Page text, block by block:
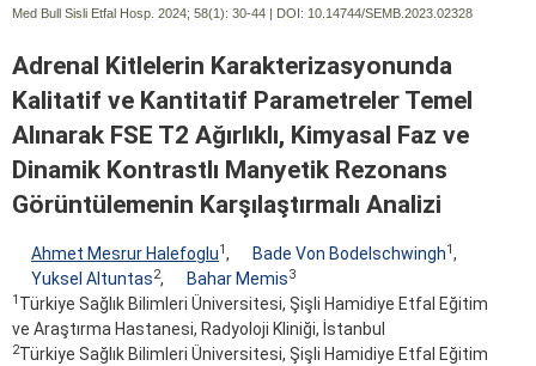
Med Bull Sisli Etfal Hosp. 2024; 58(1): 30-44 | DOI: 10.14744/SEMB.2023.02328
Adrenal Kitlelerin Karakterizasyonunda
Kalitatif ve Kantitatif Parametreler Temel
Alınarak FSE T2 Ağırlıklı, Kimyasal Faz ve
Dinamik Kontrastlı Manyetik Rezonans
Görüntülemenin Karşılaştırmalı Analizi
Ahmet Mesrur Halefoglu1, Bade Von Bodelschwingh1,
Yuksel Altuntas2, Bahar Memis3
1 Türkiye Sağlık Bilimleri Üniversitesi, Şişli Hamidiye Etfal Eğitim
ve Araştırma Hastanesi, Radyoloji Kliniği, İstanbul
2Türkiye Sağlık Bilimleri Üniversitesi, Şişli Hamidiye Etfal Eğitim